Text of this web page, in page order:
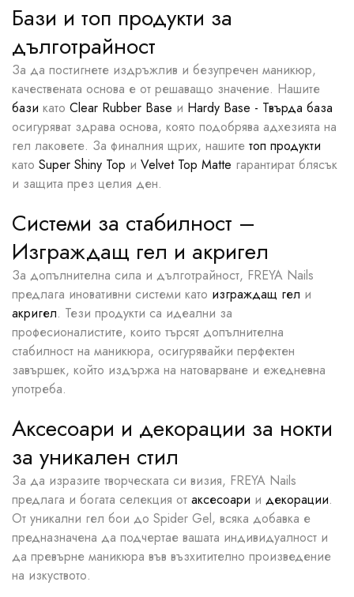
Бази и топ продукти за
дълготрайност
За да постигнете издръжлив и безупречен маникюр,
качествената основа е от решаващо значение. Нашите
бази като Clear Rubber Base и Hardy Base - Твърда база
осигуряват здрава основа, която подобрява адхезията на
гел лаковете. За финалния щрих, нашите топ продукти
като Super Shiny Top и Velvet Top Matte гарантират блясък
и защита през целия ден.
Системи за стабилност –
Изграждащ гел и акригел
За допълнителна сила и дълготрайност, FREYA Nails
предлага иновативни системи като изграждащ гел и
акригел. Тези продукти са идеални за
професионалистите, които търсят допълнителна
стабилност на маникюра, осигурявайки перфектен
завършек, който издържа на натоварване и ежедневна
употреба.
Аксесоари и декорации за нокти
за уникален стил
За да изразите творческата си визия, FREYA Nails
предлага и богата селекция от аксесоари и декорации.
От уникални гел бои до Spider Gel, всяка добавка е
предназначена да подчертае вашата индивидуалност и
да превърне маникюра във възхитително произведение
на изкуството.